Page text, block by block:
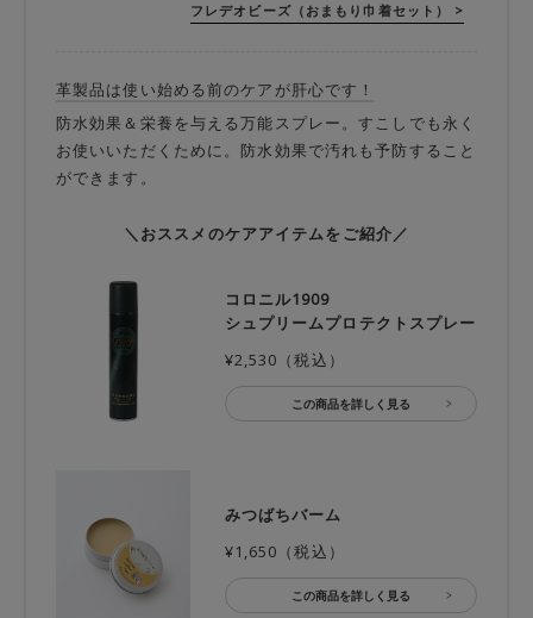
フレデオビーズ（おまもり巾着セット） >
革製品は使い始める前のケアが肝心です！
防水効果＆栄養を与える万能スプレー。すこしでも永く
お使いいただくために。防水効果で汚れも予防すること
ができます。
＼おススメのケアアイテムをご紹介／
コロニル1909
シュプリームプロテクトスプレー
¥2,530（税込）
この商品を詳しく見る
みつばちバーム
¥1,650（税込）
この商品を詳しく見る